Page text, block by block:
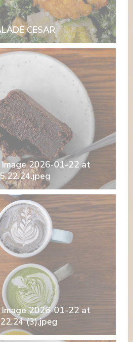
CESAR
2026-01-22 at
2026-01-22 at
(3).jpeg